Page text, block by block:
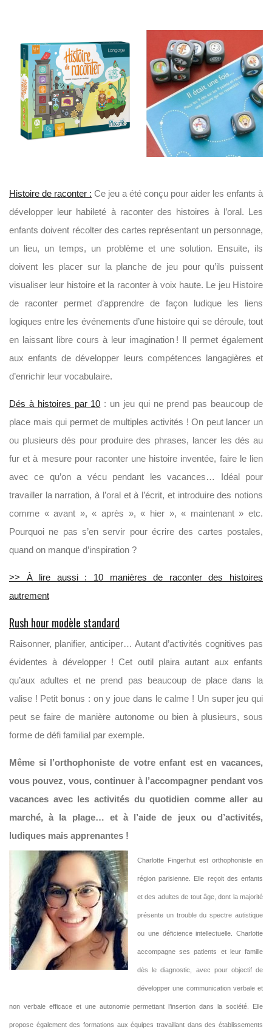
Histoire de raconter : Ce jeu a été conçu pour aider les enfants à
développer leur habileté à raconter des histoires à l’oral. Les
enfants doivent récolter des cartes représentant un personnage,
un lieu, un temps, un problème et une solution. Ensuite, ils
doivent les placer sur la planche de jeu pour qu’ils puissent
visualiser leur histoire et la raconter à voix haute. Le jeu Histoire
de raconter permet d’apprendre de façon ludique les liens
logiques entre les événements d’une histoire qui se déroule, tout
en laissant libre cours à leur imagination ! Il permet également
aux enfants de développer leurs compétences langagières et
d’enrichir leur vocabulaire.
Dés à histoires par 10 : un jeu qui ne prend pas beaucoup de
place mais qui permet de multiples activités ! On peut lancer un
ou plusieurs dés pour produire des phrases, lancer les dés au
fur et à mesure pour raconter une histoire inventée, faire le lien
avec ce qu’on a vécu pendant les vacances… Idéal pour
travailler la narration, à l’oral et à l’écrit, et introduire des notions
comme « avant », « après », « hier », « maintenant » etc.
Pourquoi ne pas s’en servir pour écrire des cartes postales,
quand on manque d’inspiration ?
>> À lire aussi : 10 manières de raconter des histoires
autrement
Rush hour modèle standard
Raisonner, planifier, anticiper… Autant d’activités cognitives pas
évidentes à développer ! Cet outil plaira autant aux enfants
qu’aux adultes et ne prend pas beaucoup de place dans la
valise ! Petit bonus : on y joue dans le calme ! Un super jeu qui
peut se faire de manière autonome ou bien à plusieurs, sous
forme de défi familial par exemple.
Même si l’orthophoniste de votre enfant est en vacances,
vous pouvez, vous, continuer à l’accompagner pendant vos
vacances avec les activités du quotidien comme aller au
marché, à la plage… et à l’aide de jeux ou d’activités,
ludiques mais apprenantes !
Charlotte Fingerhut est orthophoniste en
région parisienne. Elle reçoit des enfants
et des adultes de tout âge, dont la majorité
présente un trouble du spectre autistique
ou une déficience intellectuelle. Charlotte
accompagne ses patients et leur famille
dès le diagnostic, avec pour objectif de
développer une communication verbale et
non verbale efficace et une autonomie permettant l’insertion dans la société. Elle
propose également des formations aux équipes travaillant dans des établissements